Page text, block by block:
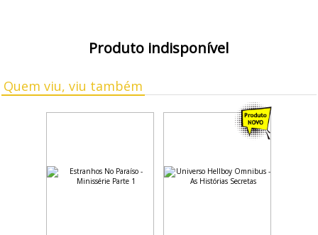
Produto indisponível
Quem viu, viu também